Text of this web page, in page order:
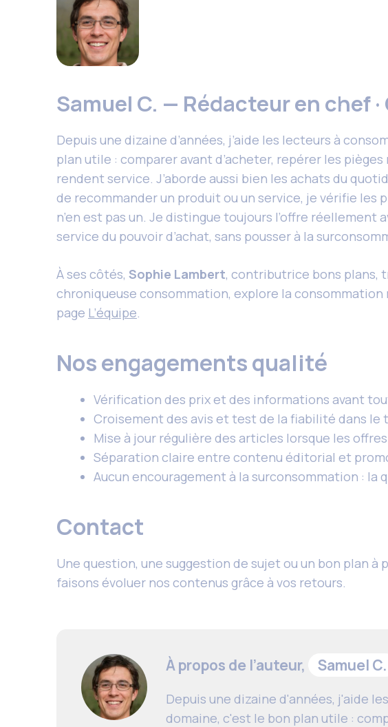
Samuel C. — Rédacteur en chef
Depuis une dizaine d’années, j’aide les lecteurs à
plan utile : comparer avant d’acheter, repérer les
rendent service. J’aborde aussi bien les achats du
de recommander un produit ou un service, je vérifie les
n’en est pas un. Je distingue toujours l’offre
service du pouvoir d’achat, sans pousser à la
À ses côtés, Sophie Lambert, contributrice bons plans,
chroniqueuse consommation, explore la
page L’équipe.
Nos engagements qualité
Vérification des prix et des informations avant
Croisement des avis et test de la fiabilité dans le
Mise à jour régulière des articles lorsque les
Séparation claire entre contenu éditorial et
Aucun encouragement à la surconsommation :
Contact
Une question, une suggestion de sujet ou un bon plan à
faisons évoluer nos contenus grâce à vos retours.
À propos de l’auteur, Samuel C.
Depuis une dizaine d'années, j'aide
domaine, c'est le bon plan utile :